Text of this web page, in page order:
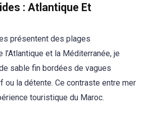
: Atlantique Et
présentent des plages
l’Atlantique et la Méditerranée, je
sable fin bordées de vagues
ou la détente. Ce contraste entre mer
touristique du Maroc.